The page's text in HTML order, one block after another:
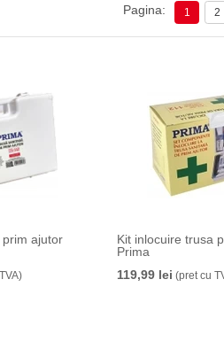
Pagina: 1 2
ajutor
Kit inlocuire trusa
Prima
119,99 lei (pret cu